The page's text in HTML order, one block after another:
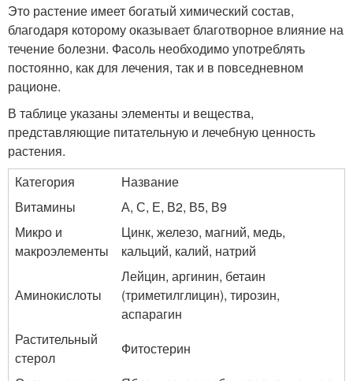
Это растение имеет богатый химический состав,
благодаря которому оказывает благотворное влияние на
течение болезни. Фасоль необходимо употреблять
постоянно, как для лечения, так и в повседневном
рационе.
В таблице указаны элементы и вещества,
представляющие питательную и лечебную ценность
растения.
Категория
Название
Витамины
А, С, Е, В2, В5, В9
Микро и
макроэлементы
Цинк, железо, магний, медь,
кальций, калий, натрий
Аминокислоты
Лейцин, аргинин, бетаин
(триметилглицин), тирозин,
аспарагин
Растительный
стерол
Фитостерин